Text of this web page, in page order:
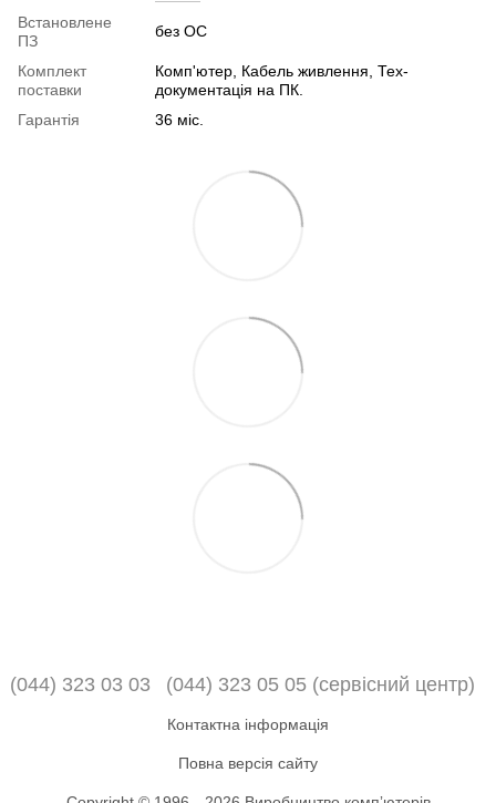
Встановлене
ПЗ
без ОС
Комплект
поставки
Комп'ютер, Кабель живлення, Тех-
документація на ПК.
Гарантія
36 міс.
(044) 323 03 03 (044) 323 05 05 (сервісний центр)
Контактна інформація
Повна версія сайту